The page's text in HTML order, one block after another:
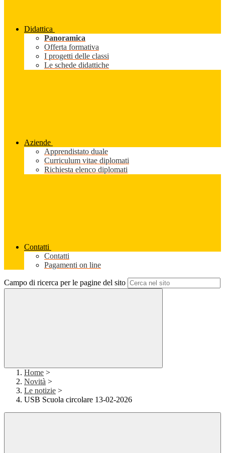
Didattica
Panoramica
Offerta formativa
I progetti delle classi
Le schede didattiche
Aziende
Apprendistato duale
Curriculum vitae diplomati
Richiesta elenco diplomati
Contatti
Contatti
Pagamenti on line
Campo di ricerca per le pagine del sito
Home >
Novità >
Le notizie >
USB Scuola circolare 13-02-2026